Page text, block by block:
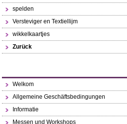
spelden
Versteviger en Textiellijm
wikkelkaartjes
Zurück
Welkom
Allgemeine Geschäftsbedingungen
Informatie
Messen und Workshops